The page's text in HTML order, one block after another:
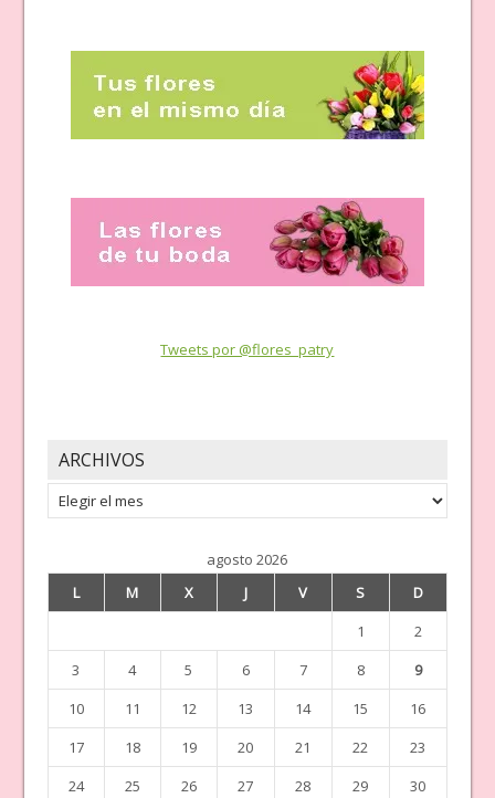
Tweets por @flores_patry
ARCHIVOS
Archivos
agosto 2026
L
M X J V S
D
1
2
3
4 5 6 7 8
9
10
11 12 13 14 15
16
17
18 19 20 21 22
23
24
25 26 27 28 29
30